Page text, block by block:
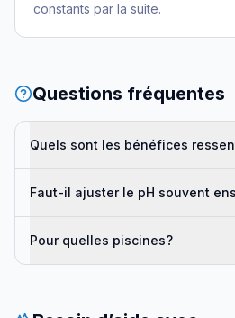
constants par la suite.
Questions fréquentes
Quels sont les bénéfices
Faut-il ajuster le pH souvent
Pour quelles piscines?